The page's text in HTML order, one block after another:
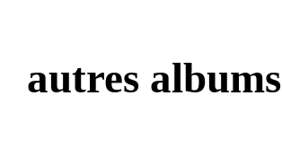
autres albums